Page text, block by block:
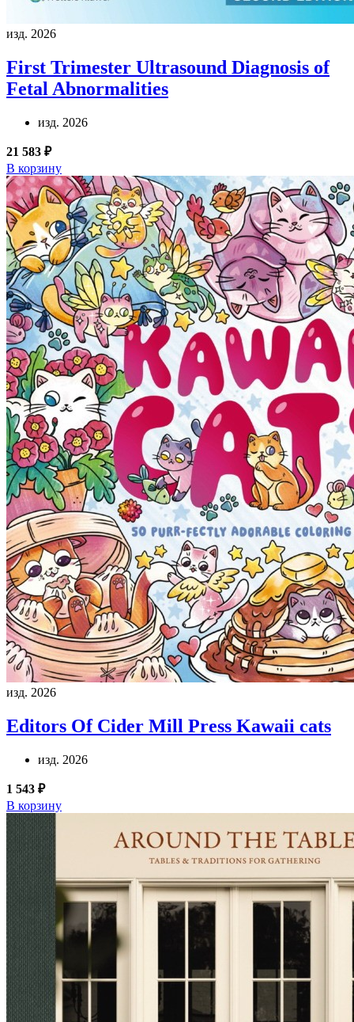
изд. 2026
First Trimester Ultrasound Diagnosis of
Fetal Abnormalities
изд. 2026
21 583 ₽
В корзину
изд. 2026
Editors Of Cider Mill Press Kawaii cats
изд. 2026
1 543 ₽
В корзину